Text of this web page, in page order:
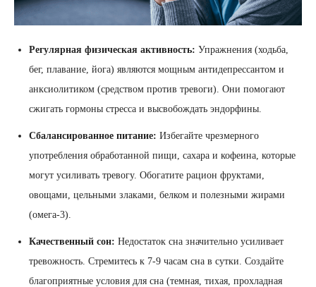
Регулярная физическая активность: Упражнения (ходьба,
бег, плавание, йога) являются мощным антидепрессантом и
анксиолитиком (средством против тревоги). Они помогают
сжигать гормоны стресса и высвобождать эндорфины.
Сбалансированное питание: Избегайте чрезмерного
употребления обработанной пищи, сахара и кофеина, которые
могут усиливать тревогу. Обогатите рацион фруктами,
овощами, цельными злаками, белком и полезными жирами
(омега-3).
Качественный сон: Недостаток сна значительно усиливает
тревожность. Стремитесь к 7-9 часам сна в сутки. Создайте
благоприятные условия для сна (темная, тихая, прохладная